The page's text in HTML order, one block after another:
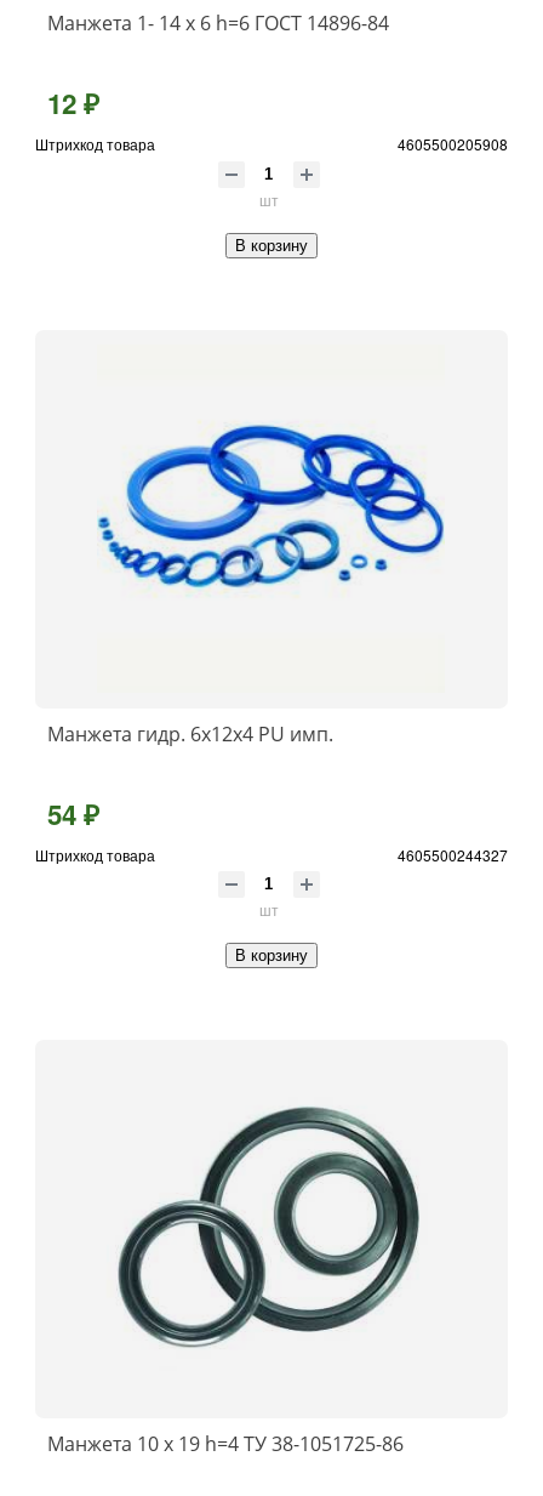
Манжета 1- 14 х 6 h=6 ГОСТ 14896-84
12 ₽
Штрихкод товара 4605500205908
шт
В корзину
Манжета гидр. 6х12х4 PU имп.
54 ₽
Штрихкод товара 4605500244327
шт
В корзину
Манжета 10 х 19 h=4 ТУ 38-1051725-86